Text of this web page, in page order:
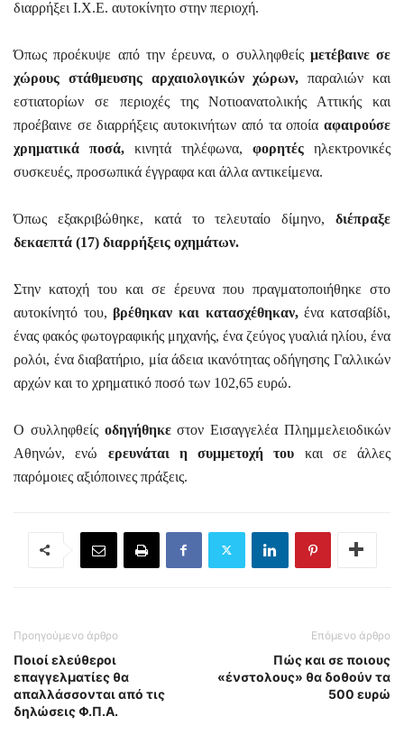
διαρρήξει Ι.Χ.Ε. αυτοκίνητο στην περιοχή.
Όπως προέκυψε από την έρευνα, ο συλληφθείς μετέβαινε σε
χώρους στάθμευσης αρχαιολογικών χώρων, παραλιών και
εστιατορίων σε περιοχές της Νοτιοανατολικής Αττικής και
προέβαινε σε διαρρήξεις αυτοκινήτων από τα οποία αφαιρούσε
χρηματικά ποσά, κινητά τηλέφωνα, φορητές ηλεκτρονικές
συσκευές, προσωπικά έγγραφα και άλλα αντικείμενα.
Όπως εξακριβώθηκε, κατά το τελευταίο δίμηνο, διέπραξε
δεκαεπτά (17) διαρρήξεις οχημάτων.
Στην κατοχή του και σε έρευνα που πραγματοποιήθηκε στο
αυτοκίνητό του, βρέθηκαν και κατασχέθηκαν,ένα κατσαβίδι,
ένας φακός φωτογραφικής μηχανής, ένα ζεύγος γυαλιά ηλίου, ένα
ρολόι, ένα διαβατήριο, μία άδεια ικανότητας οδήγησης Γαλλικών
αρχών και το χρηματικό ποσό των 102,65 ευρώ.
Ο συλληφθείς οδηγήθηκεστον Εισαγγελέα Πλημμελειοδικών
Αθηνών, ενώ ερευνάται η συμμετοχή του και σε άλλες
παρόμοιες αξιόποινες πράξεις.
Προηγούμενο άρθρο
Ποιοί ελεύθεροι
επαγγελματίες θα
απαλλάσσονται από τις
δηλώσεις Φ.Π.Α.
Επόμενο άρθρο
Πώς και σε ποιους
«ένστολους» θα δοθούν τα
500 ευρώ